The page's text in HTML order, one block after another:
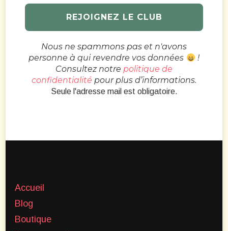
Nous ne spammons pas et n'avons
personne à qui revendre vos données
!
Consultez notre politique de
confidentialité pour plus d’informations.
Seule l'adresse mail est obligatoire.
Accueil
Blog
Boutique